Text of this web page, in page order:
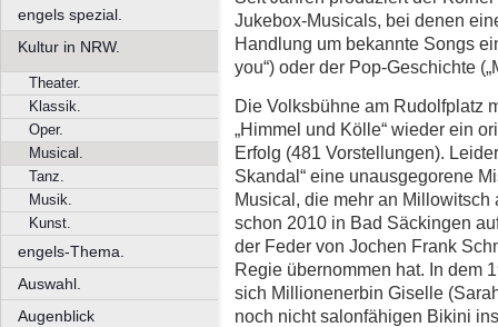
engels spezial.
Kultur in NRW.
Theater.
Klassik.
Oper.
Musical.
Tanz.
Musik.
Kunst.
engels-Thema.
Auswahl.
Augenblick
Jukebox-Musicals, bei denen
Handlung um bekannte Songs
you“) oder der Pop-Geschichte
Die Volksbühne am Rudolfplatz
„Himmel und Kölle“ wieder ein
Erfolg (481 Vorstellungen).
Skandal“ eine unausgegorene
Musical, die mehr an
schon 2010 in Bad Säckingen
der Feder von Jochen Frank
Regie übernommen hat. In dem
sich Millionenerbin Giselle
noch nicht salonfähigen Bikini